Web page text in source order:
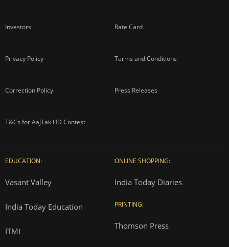
Investors Rate Card
Privacy Policy Terms and Conditions
Correction Policy Press Releases
T&Cs for AajTak HD Contest
EDUCATION:
Vasant Valley
India Today Education
ITMI
ONLINE SHOPPING:
India Today Diaries
PRINTING:
Thomson Press